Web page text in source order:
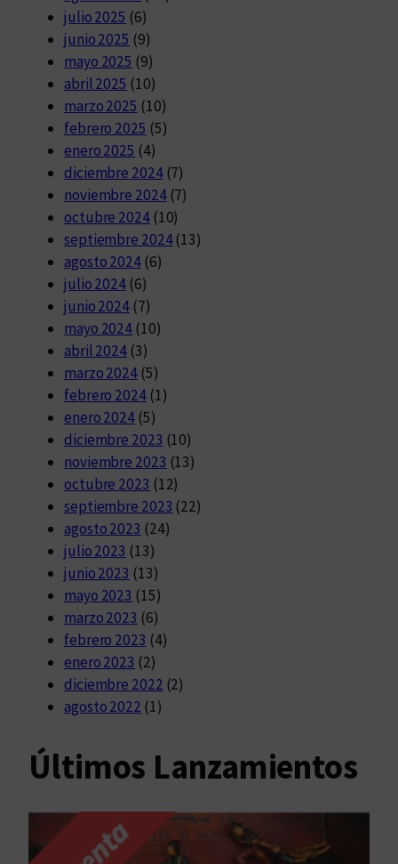
julio 2025 (6)
junio 2025 (9)
mayo 2025 (9)
abril 2025 (10)
marzo 2025 (10)
febrero 2025 (5)
enero 2025 (4)
diciembre 2024(7)
noviembre 2024(7)
octubre 2024(10)
septiembre 2024(13)
agosto 2024(6)
julio 2024 (6)
junio 2024 (7)
mayo 2024 (10)
abril 2024 (3)
marzo 2024 (5)
febrero 2024(1)
enero 2024 (5)
diciembre 2023 (10)
noviembre 2023 (13)
octubre 2023 (12)
septiembre 2023 (22)
agosto 2023 (24)
julio 2023 (13)
junio 2023 (13)
mayo 2023 (15)
marzo 2023 (6)
febrero 2023 (4)
enero 2023 (2)
diciembre 2022 (2)
agosto 2022 (1)
Últimos Lanzamientos